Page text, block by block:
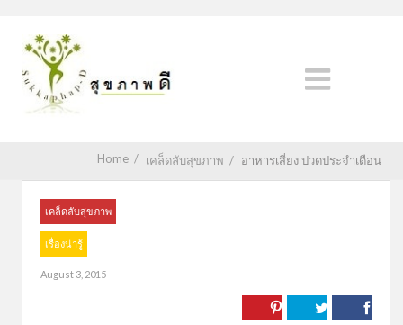
Home / เคล็ดลับสุขภาพ / อาหารเสี่ยง ปวดประจำเดือน
เคล็ดลับสุขภาพ
เรื่องน่ารู้
August 3, 2015